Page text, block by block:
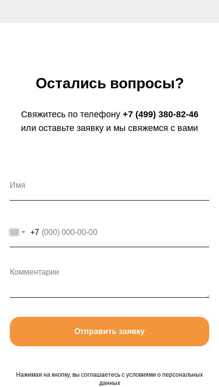
Остались вопросы?
Свяжитесь по телефону +7 (499) 380-82-46
или оставьте заявку и мы свяжемся с вами
+7
Отправить заявку
Нажимая на кнопку, вы соглашаетесь с условиями о персональных
данных